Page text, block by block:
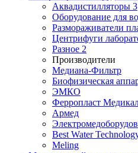
Аквадистилляторы 3
Оборудование для
Размораживатели
Центрифуги
Разное 2
Производители
Медиана-Фильтр
Биофизическая
ЭМКО
Ферропласт
Армед
Best Water
Meling